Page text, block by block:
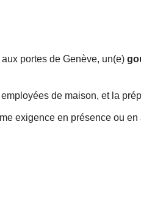
portes de Genève, un(e)
de maison, et la
exigence en présence ou